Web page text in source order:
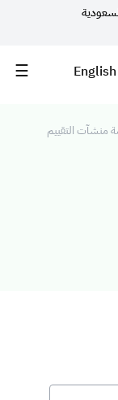
English
منشآت التقييم